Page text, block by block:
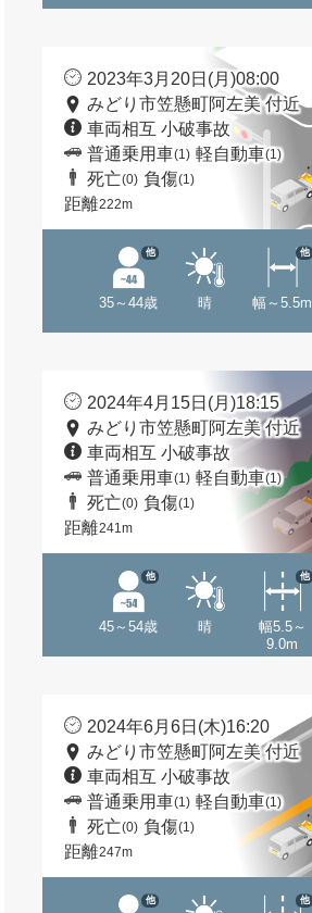
2023年3月20日(月)08:00
みどり市笠懸町阿左美 付近
車両相互 小破事故
普通乗用車(1) 軽自動車(1)
死亡(0) 負傷(1)
距離222m
35～44歳
他
晴 幅～5.5m
他
2024年4月15日(月)18:15
みどり市笠懸町阿左美 付近
車両相互 小破事故
普通乗用車(1) 軽自動車(1)
死亡(0) 負傷(1)
距離241m
45～54歳
他
晴
幅5.5～
9.0m
他
2024年6月6日(木)16:20
みどり市笠懸町阿左美 付近
車両相互 小破事故
普通乗用車(1) 軽自動車(1)
死亡(0) 負傷(1)
距離247m
他 他